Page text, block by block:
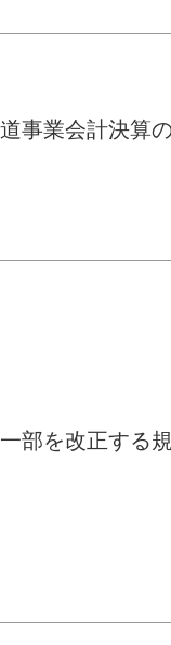
事業会計決算
部を改正する